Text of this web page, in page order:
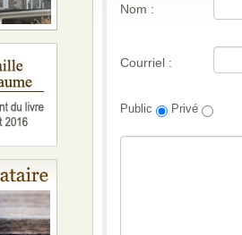
Nom :
Courriel :
Public Privé